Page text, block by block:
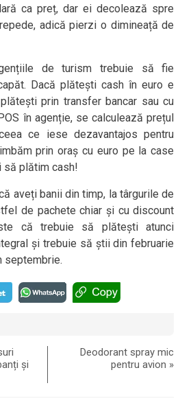
ca preț, dar ei decolează spre
adică pierzi o dimineață de
de turism trebuie să fie
Dacă plătești cash în euro e
prin transfer bancar sau cu
în agenție, se calculează prețul
ce iese dezavantajos pentru
prin oraș cu euro pe la case
să plătim cash!
aveți banii din timp, la târgurile de
de pachete chiar și cu discount
că trebuie să plătești atunci
și trebuie să știi din februarie
septembrie.
și
Deodorant spray mic
pentru avion »